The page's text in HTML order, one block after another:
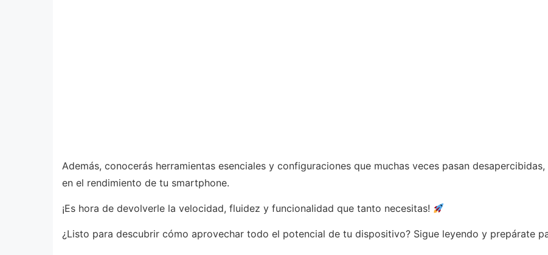
Además, conocerás herramientas esenciales y configuraciones que muchas veces pasan
en el rendimiento de tu smartphone.
¡Es hora de devolverle la velocidad, fluidez y funcionalidad que tanto necesitas!
¿Listo para descubrir cómo aprovechar todo el potencial de tu dispositivo? Sigue leyendo y prepárate